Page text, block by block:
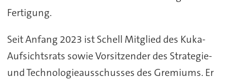
Fertigung.
Seit Anfang 2023 ist Schell Mitglied des Kuka-
Aufsichtsrats sowie Vorsitzender des Strategie-
und Technologieausschusses des Gremiums. Er